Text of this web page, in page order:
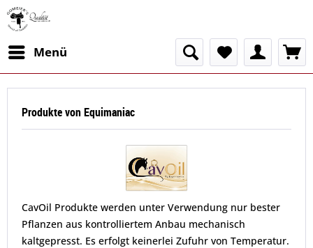
Menü
Produkte von Equimaniac
CavOil Produkte werden unter Verwendung nur bester
Pflanzen aus kontrolliertem Anbau mechanisch
kaltgepresst. Es erfolgt keinerlei Zufuhr von Temperatur.